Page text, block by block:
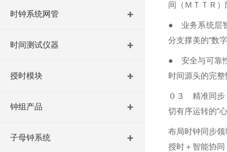
时钟系统网管
时间测试仪器
授时模块
钟组产品
子母钟系统
间（ＭＴＴＲ）
● 业务系统层
分支撑美的“数
● 安全与可靠
时间源头的完
０３ 精准同步
切有序运转的“
布局时钟同步
授时＋智能协